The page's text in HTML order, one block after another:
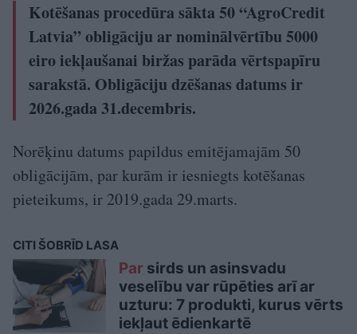
Kotēšanas procedūra sākta 50 “AgroCredit
Latvia” obligāciju ar nominālvērtību 5000
eiro iekļaušanai biržas parāda vērtspapīru
sarakstā. Obligāciju dzēšanas datums ir
2026.gada 31.decembris.
Norēķinu datums papildus emitējamajām 50
obligācijām, par kurām ir iesniegts kotēšanas
pieteikums, ir 2019.gada 29.marts.
CITI ŠOBRĪD LASA
Par sirds un asinsvadu
veselību var rūpēties arī ar
uzturu: 7 produkti, kurus vērts
iekļaut ēdienkartē